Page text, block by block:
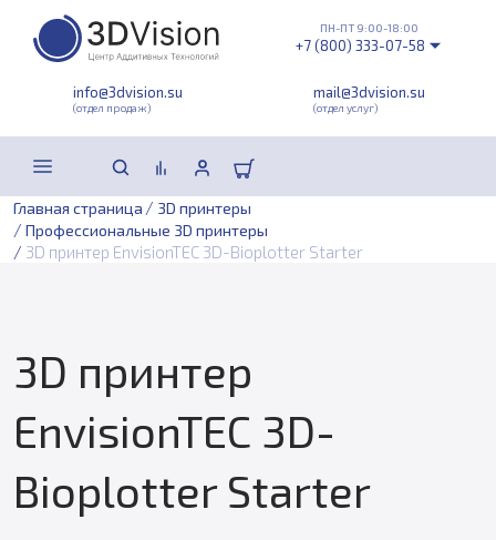
info@3dvision.su
(отдел продаж)
mail@3dvision.su
(отдел услуг)
ПН-ПТ 9:00-18:00
+7 (800) 333-07-58
Главная страница / 3D принтеры
/ Профессиональные 3D принтеры
/ 3D принтер EnvisionTEC 3D-Bioplotter Starter
3D принтер
EnvisionTEC 3D-
Bioplotter Starter